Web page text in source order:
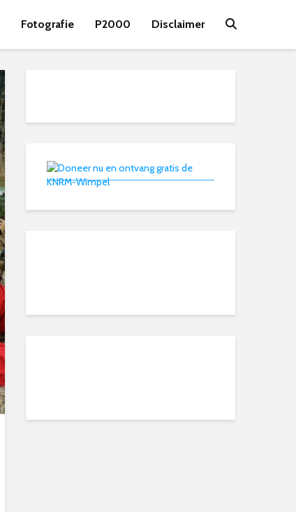
Fotografie P2000 Disclaimer